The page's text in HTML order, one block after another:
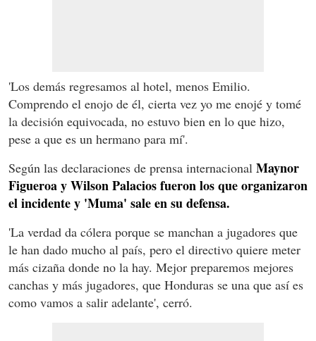
'Los demás regresamos al hotel, menos Emilio.
Comprendo el enojo de él, cierta vez yo me enojé y tomé
la decisión equivocada, no estuvo bien en lo que hizo,
pese a que es un hermano para mí'.
Según las declaraciones de prensa internacional Maynor
Figueroa y Wilson Palacios fueron los que organizaron
el incidente y 'Muma' sale en su defensa.
'La verdad da cólera porque se manchan a jugadores que
le han dado mucho al país, pero el directivo quiere meter
más cizaña donde no la hay. Mejor preparemos mejores
canchas y más jugadores, que Honduras se una que así es
como vamos a salir adelante', cerró.